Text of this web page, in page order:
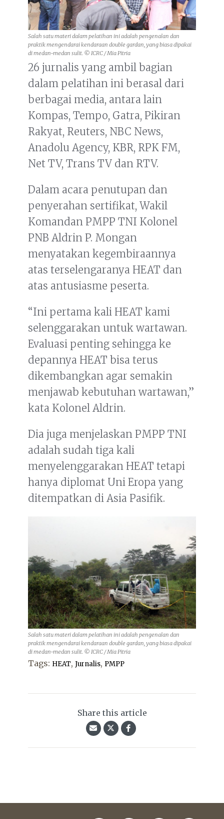
Salah satu materi dalam pelatihan ini adalah pengenalan dan
praktik mengendarai kendaraan double gardan, yang biasa dipakai
di medan-medan sulit. © ICRC / Mia Pitria
26 jurnalis yang ambil bagian
dalam pelatihan ini berasal dari
berbagai media, antara lain
Kompas, Tempo, Gatra, Pikiran
Rakyat, Reuters, NBC News,
Anadolu Agency, KBR, RPK FM,
Net TV, Trans TV dan RTV.
Dalam acara penutupan dan
penyerahan sertifikat, Wakil
Komandan PMPP TNI Kolonel
PNB Aldrin P. Mongan
menyatakan kegembiraannya
atas terselengaranya HEAT dan
atas antusiasme peserta.
“Ini pertama kali HEAT kami
selenggarakan untuk wartawan.
Evaluasi penting sehingga ke
depannya HEAT bisa terus
dikembangkan agar semakin
menjawab kebutuhan wartawan,”
kata Kolonel Aldrin.
Dia juga menjelaskan PMPP TNI
adalah sudah tiga kali
menyelenggarakan HEAT tetapi
hanya diplomat Uni Eropa yang
ditempatkan di Asia Pasifik.
Salah satu materi dalam pelatihan ini adalah pengenalan dan
praktik mengendarai kendaraan double gardan, yang biasa dipakai
di medan-medan sulit. © ICRC / Mia Pitria
Tags: HEAT, Jurnalis, PMPP
Share this article